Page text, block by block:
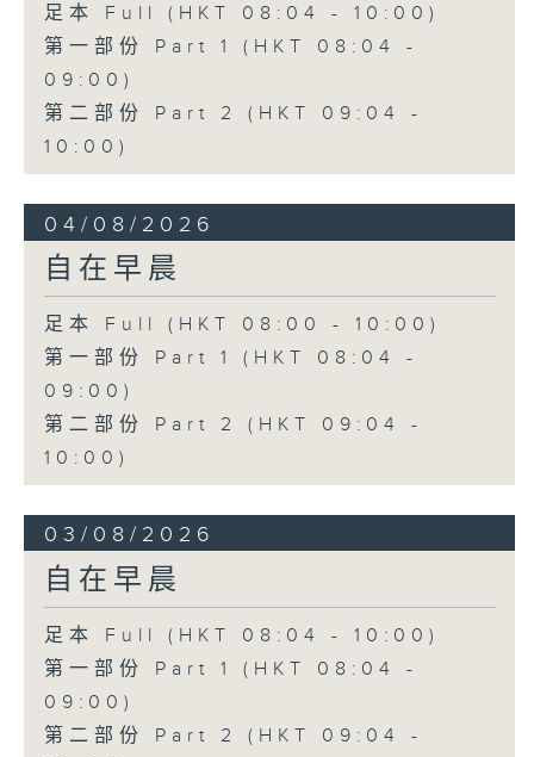
足本 Full (HKT 08:04 - 10:00)
第一部份 Part 1 (HKT 08:04 -
09:00)
第二部份 Part 2 (HKT 09:04 -
10:00)
04/08/2026
自在早晨
足本 Full (HKT 08:00 - 10:00)
第一部份 Part 1 (HKT 08:04 -
09:00)
第二部份 Part 2 (HKT 09:04 -
10:00)
03/08/2026
自在早晨
足本 Full (HKT 08:04 - 10:00)
第一部份 Part 1 (HKT 08:04 -
09:00)
第二部份 Part 2 (HKT 09:04 -